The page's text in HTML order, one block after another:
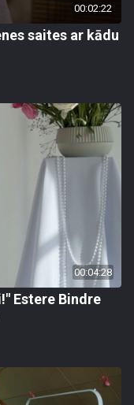
00:02:22
saites ar kādu
00:04:28
Estere Bindre